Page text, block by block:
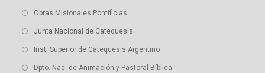
Obras Misionales Pontificias
Junta Nacional de Catequesis
Inst. Superior de Catequesis Argentino
Dpto. Nac. de Animación y Pastoral Bíblica